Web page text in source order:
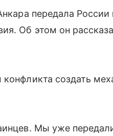
передала России
Об этом он
создать
Мы уже